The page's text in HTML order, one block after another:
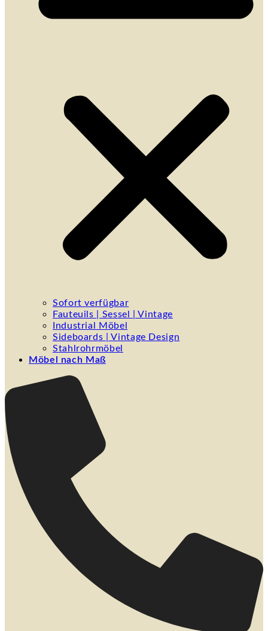
Sofort verfügbar
Fauteuils | Sessel | Vintage
Industrial Möbel
Sideboards | Vintage Design
Stahlrohrmöbel
Möbel nach Maß